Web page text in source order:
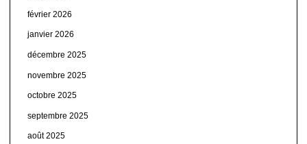
février 2026
janvier 2026
décembre 2025
novembre 2025
octobre 2025
septembre 2025
août 2025